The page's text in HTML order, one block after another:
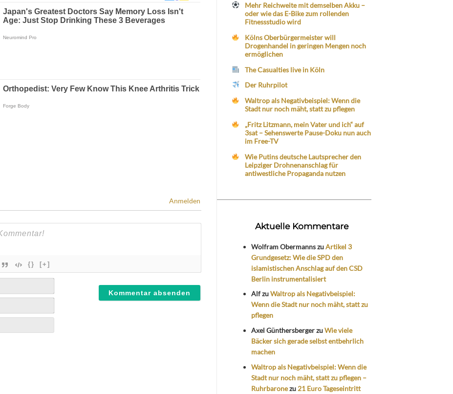
Anmelden
{} [+]
Mehr Reichweite mit demselben Akku –
oder wie das E-Bike zum rollenden
Fitnessstudio wird
Kölns Oberbürgermeister will
Drogenhandel in geringen Mengen noch
ermöglichen
The Casualties live in Köln
Der Ruhrpilot
Waltrop als Negativbeispiel: Wenn die
Stadt nur noch mäht, statt zu pflegen
„Fritz Litzmann, mein Vater und ich“ auf
3sat – Sehenswerte Pause-Doku nun auch
im Free-TV
Wie Putins deutsche Lautsprecher den
Leipziger Drohnenanschlag für
antiwestliche Propaganda nutzen
Aktuelle Kommentare
Wolfram ObermannszuArtikel 3
Grundgesetz: Wie die SPD den
islamistischen Anschlag auf den CSD
Berlin instrumentalisiert
AlfzuWaltrop als Negativbeispiel:
Wenn die Stadt nur noch mäht, statt zu
pflegen
Axel GünthersbergerzuWie viele
Bäcker sich gerade selbst entbehrlich
machen
Waltrop als Negativbeispiel: Wenn die
Stadt nur noch mäht, statt zu pflegen –
Ruhrbaronezu 21 Euro Tageseintritt